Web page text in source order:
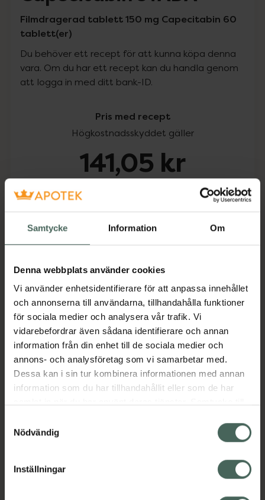
Samtycke Information Om
Denna webbplats använder cookies
Vi använder enhetsidentifierare för att anpassa innehållet
och annonserna till användarna, tillhandahålla funktioner
för sociala medier och analysera vår trafik. Vi
vidarebefordrar även sådana identifierare och annan
information från din enhet till de sociala medier och
annons- och analysföretag som vi samarbetar med.
Dessa kan i sin tur kombinera informationen med annan
information som du har tillhandahållit eller som de har
återkalla ditt samtycke via webbplatsens
cookieinställningar. Ett återkallat samtycke påverkar inte
lagligheten av behandling som skett innan återkallelsen.
Nödvändig
Inställningar
Filmdragerad tablett 150 mg Capecitabin 60
tablett(er)
Du behöver ett recept för att kunna köpa denna
vara. Om du har ett recept kan du handla genom
att logga in med ditt bank-ID.
Pris med recept
Högkostnadsskyddet gäller
141,05 kr
Köp via ditt recept
Beskrivning Dölj
Läs alltid bipacksedeln innan
användning.
EAN:07046261554879
Visa